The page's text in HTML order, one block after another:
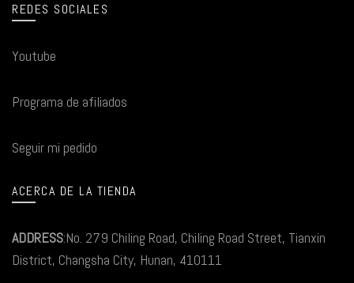
REDES SOCIALES
Youtube
Programa de afiliados
Seguir mi pedido
ACERCA DE LA TIENDA
ADDRESS:No. 279 Chiling Road, Chiling Road Street, Tianxin
District, Changsha City, Hunan, 410111